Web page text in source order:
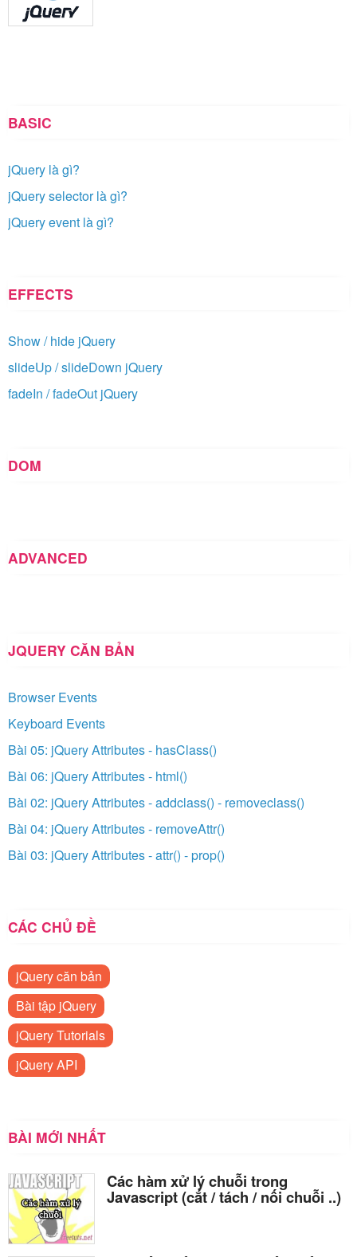
BASIC
jQuery là gì?
jQuery selector là gì?
jQuery event là gì?
EFFECTS
Show / hide jQuery
slideUp / slideDown jQuery
fadeIn / fadeOut jQuery
DOM
ADVANCED
JQUERY CĂN BẢN
Browser Events
Keyboard Events
Bài 05: jQuery Attributes - hasClass()
Bài 06: jQuery Attributes - html()
Bài 02: jQuery Attributes - addclass() - removeclass()
Bài 04: jQuery Attributes - removeAttr()
Bài 03: jQuery Attributes - attr() - prop()
CÁC CHỦ ĐỀ
jQuery căn bản
Bài tập jQuery
jQuery Tutorials
jQuery API
BÀI MỚI NHẤT
Các hàm xử lý chuỗi trong
Javascript (cắt / tách / nối chuỗi ..)